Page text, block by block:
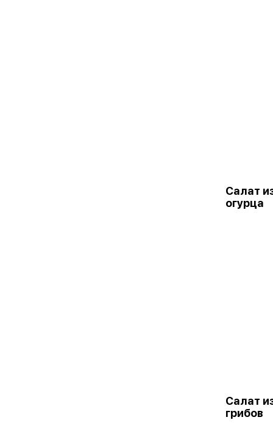
Салат
огурца
Салат
грибов